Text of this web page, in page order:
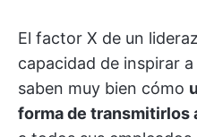
El factor X de un
capacidad de inspirar
saben muy bien cómo
forma de transmitirlos